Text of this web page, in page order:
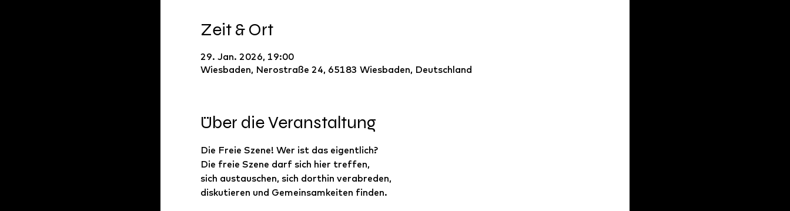
Zeit & Ort
29. Jan. 2026, 19:00
Wiesbaden, Nerostraße 24, 65183 Wiesbaden, Deutschland
Über die Veranstaltung
Die Freie Szene! Wer ist das eigentlich?
Die freie Szene darf sich hier treffen,
sich austauschen, sich dorthin verabreden,
diskutieren und Gemeinsamkeiten finden.